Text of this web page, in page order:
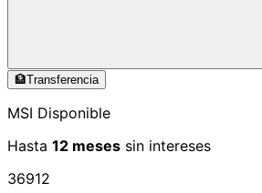
🏦Transferencia
MSI Disponible
Hasta 12 meses sin intereses
36912